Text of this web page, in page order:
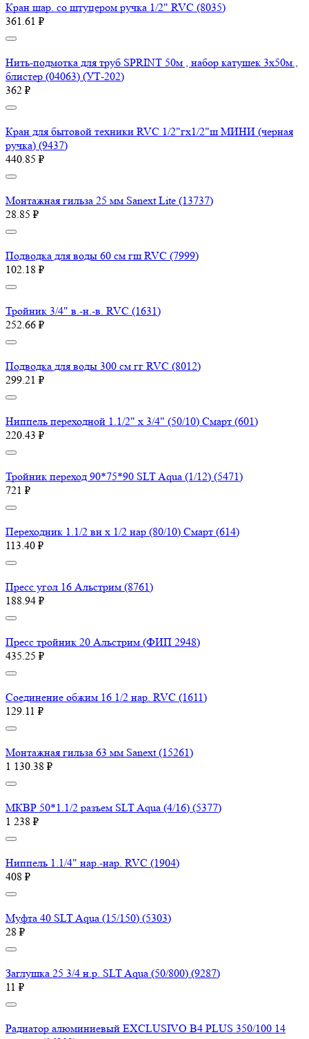
Кран шар. со штуцером ручка 1/2" RVC (8035)
361.61 ₽
Нить-подмотка для труб SPRINT 50м , набор катушек 3х50м.,
блистер (04063) (УТ-202)
362 ₽
Кран для бытовой техники RVC 1/2"гх1/2"ш МИНИ (черная
ручка) (9437)
440.85 ₽
Монтажная гильза 25 мм Sanext Lite (13737)
28.85 ₽
Подводка для воды 60 см гш RVC (7999)
102.18 ₽
Тройник 3/4" в.-н.-в. RVC (1631)
252.66 ₽
Подводка для воды 300 см гг RVC (8012)
299.21 ₽
Ниппель переходной 1.1/2" х 3/4" (50/10) Смарт (601)
220.43 ₽
Тройник переход 90*75*90 SLT Aqua (1/12) (5471)
721 ₽
Переходник 1.1/2 вн х 1/2 нар (80/10) Смарт (614)
113.40 ₽
Пресс угол 16 Aльстрим (8761)
188.94 ₽
Пресс тройник 20 Aльстрим (ФИП 2948)
435.25 ₽
Соединение обжим 16 1/2 нар. RVC (1611)
129.11 ₽
Монтажная гильза 63 мм Sanext (15261)
1 130.38 ₽
МКВР 50*1.1/2 разъем SLT Aqua (4/16) (5377)
1 238 ₽
Ниппель 1.1/4" нар.-нар. RVC (1904)
408 ₽
Муфта 40 SLT Aqua (15/150) (5303)
28 ₽
Заглушка 25 3/4 н.р. SLT Aqua (50/800) (9287)
11 ₽
Радиатор алюминиевый EXCLUSIVO B4 PLUS 350/100 14